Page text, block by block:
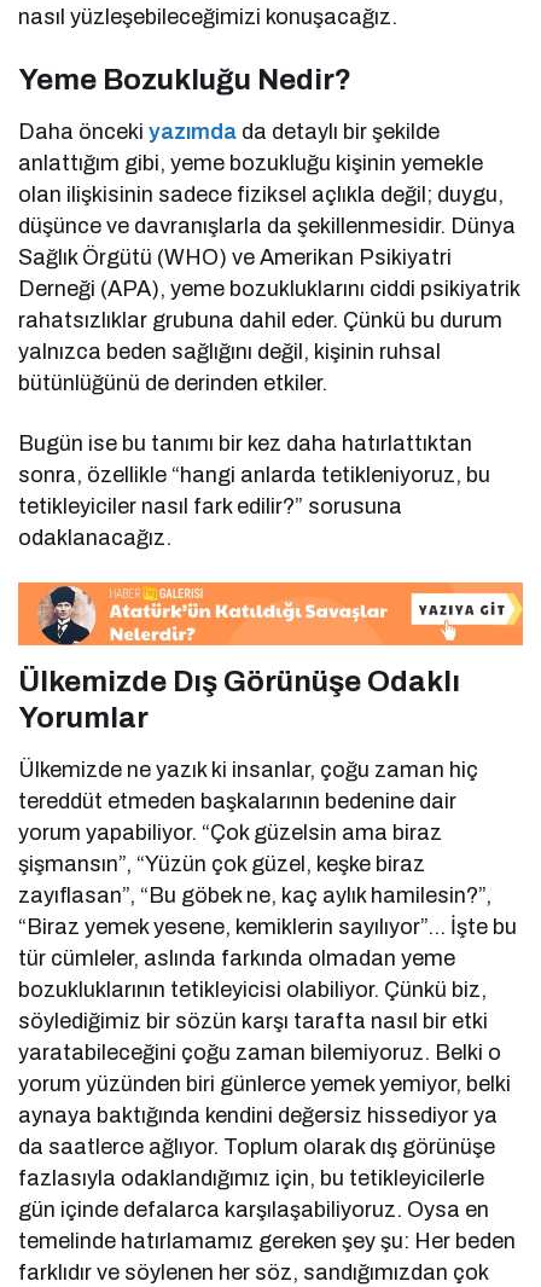
nasıl yüzleşebileceğimizi konuşacağız.
Yeme Bozukluğu Nedir?
Daha öncekiyazımda da detaylı bir şekilde
anlattığım gibi, yeme bozukluğu kişinin yemekle
olan ilişkisinin sadece fiziksel açlıkla değil; duygu,
düşünce ve davranışlarla da şekillenmesidir. Dünya
Sağlık Örgütü (WHO) ve Amerikan Psikiyatri
Derneği (APA), yeme bozukluklarını ciddi psikiyatrik
rahatsızlıklar grubuna dahil eder. Çünkü bu durum
yalnızca beden sağlığını değil, kişinin ruhsal
bütünlüğünü de derinden etkiler.
Bugün ise bu tanımı bir kez daha hatırlattıktan
sonra, özellikle “hangi anlarda tetikleniyoruz, bu
tetikleyiciler nasıl fark edilir?” sorusuna
odaklanacağız.
Ülkemizde Dış Görünüşe Odaklı
Yorumlar
Ülkemizde ne yazık ki insanlar, çoğu zaman hiç
tereddüt etmeden başkalarının bedenine dair
yorum yapabiliyor. “Çok güzelsin ama biraz
şişmansın”, “Yüzün çok güzel, keşke biraz
zayıflasan”, “Bu göbek ne, kaç aylık hamilesin?”,
“Biraz yemek yesene, kemiklerin sayılıyor”… İşte bu
tür cümleler, aslında farkında olmadan yeme
bozukluklarının tetikleyicisi olabiliyor. Çünkü biz,
söylediğimiz bir sözün karşı tarafta nasıl bir etki
yaratabileceğini çoğu zaman bilemiyoruz. Belki o
yorum yüzünden biri günlerce yemek yemiyor, belki
aynaya baktığında kendini değersiz hissediyor ya
da saatlerce ağlıyor. Toplum olarak dış görünüşe
fazlasıyla odaklandığımız için, bu tetikleyicilerle
gün içinde defalarca karşılaşabiliyoruz. Oysa en
temelinde hatırlamamız gereken şey şu: Her beden
farklıdır ve söylenen her söz, sandığımızdan çok